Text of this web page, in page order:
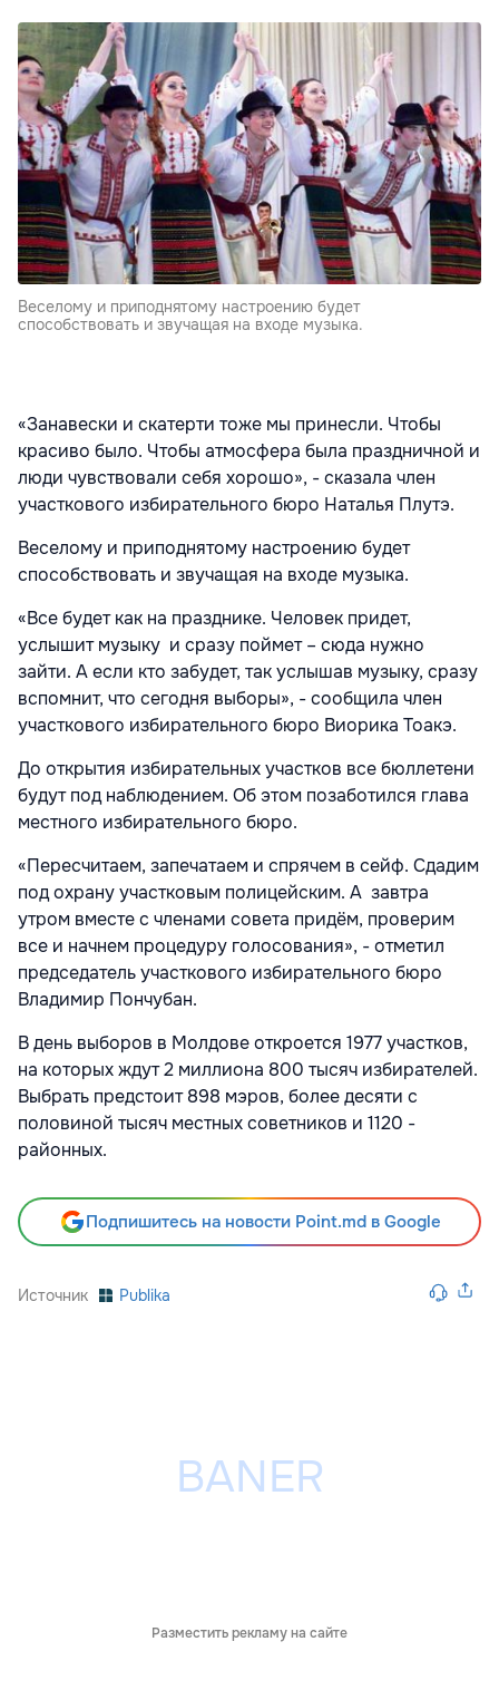
Веселому и приподнятому настроению будет
способствовать и звучащая на входе музыка.
«Занавески и скатерти тоже мы принесли. Чтобы
красиво было. Чтобы атмосфера была праздничной и
люди чувствовали себя хорошо», - сказала член
участкового избирательного бюро Наталья Плутэ.
Веселому и приподнятому настроению будет
способствовать и звучащая на входе музыка.
«Все будет как на празднике. Человек придет,
услышит музыку и сразу поймет – сюда нужно
зайти. А если кто забудет, так услышав музыку, сразу
вспомнит, что сегодня выборы», - сообщила член
участкового избирательного бюро Виорика Тоакэ.
До открытия избирательных участков все бюллетени
будут под наблюдением. Об этом позаботился глава
местного избирательного бюро.
«Пересчитаем, запечатаем и спрячем в сейф. Сдадим
под охрану участковым полицейским. А завтра
утром вместе с членами совета придём, проверим
все и начнем процедуру голосования», - отметил
председатель участкового избирательного бюро
Владимир Пончубан.
В день выборов в Молдове откроется 1977 участков,
на которых ждут 2 миллиона 800 тысяч избирателей.
Выбрать предстоит 898 мэров, более десяти с
половиной тысяч местных советников и 1120 -
районных.
Подпишитесь на новости Point.md в Google
Источник Publika
Разместить рекламу на сайте